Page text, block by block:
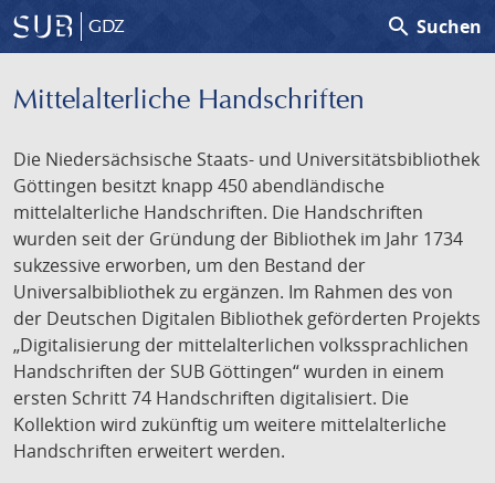
GDZ search Suchen
Mittelalterliche Handschriften
Die Niedersächsische Staats- und Universitätsbibliothek
Göttingen besitzt knapp 450 abendländische
mittelalterliche Handschriften. Die Handschriften
wurden seit der Gründung der Bibliothek im Jahr 1734
sukzessive erworben, um den Bestand der
Universalbibliothek zu ergänzen. Im Rahmen des von
der Deutschen Digitalen Bibliothek geförderten Projekts
„Digitalisierung der mittelalterlichen volkssprachlichen
Handschriften der SUB Göttingen“ wurden in einem
ersten Schritt 74 Handschriften digitalisiert. Die
Kollektion wird zukünftig um weitere mittelalterliche
Handschriften erweitert werden.